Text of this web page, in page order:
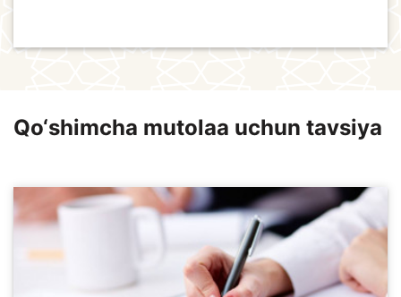
Qo‘shimcha mutolaa uchun tavsiya